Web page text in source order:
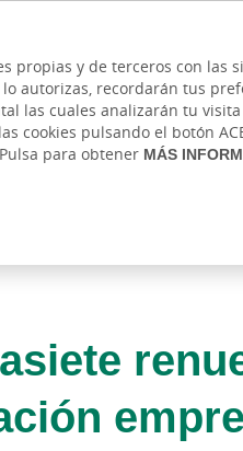
propias y de terceros con
autorizas, recordarán tus
las cuales analizarán tu
cookies pulsando el botón
para obtener MÁS
AUTÓNOMOS Y